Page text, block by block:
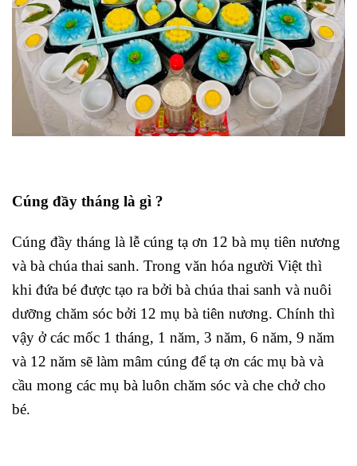
Cúng đầy tháng là gì ?
Cúng đầy tháng là lễ cúng tạ ơn 12 bà mụ tiên nương
và bà chúa thai sanh. Trong văn hóa người Việt thì
khi đứa bé được tạo ra bởi bà chúa thai sanh và nuôi
dưỡng chăm sóc bởi 12 mụ bà tiên nương. Chính thì
vậy ở các mốc 1 tháng, 1 năm, 3 năm, 6 năm, 9 năm
và 12 năm sẽ làm mâm cúng để tạ ơn các mụ bà và
cầu mong các mụ bà luôn chăm sóc và che chở cho
bé.